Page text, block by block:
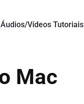
Áudios/Vídeos Tutoriais
Mac